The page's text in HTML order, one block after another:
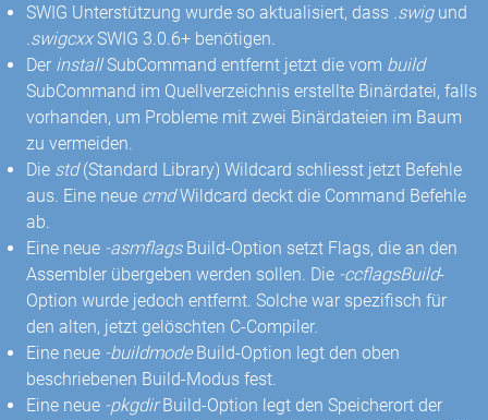
SWIG Unterstützung wurde so aktualisiert, dass .swigund
.swigcxxSWIG 3.0.6+ benötigen.
Der installSubCommand entfernt jetzt die vom build
SubCommand im Quellverzeichnis erstellte Binärdatei, falls
vorhanden, um Probleme mit zwei Binärdateien im Baum
zu vermeiden.
Die std(Standard Library) Wildcard schliesst jetzt Befehle
aus. Eine neue cmdWildcard deckt die Command Befehle
ab.
Eine neue -asmflagsBuild-Option setzt Flags, die an den
Assembler übergeben werden sollen. Die -ccflagsBuild-
Option wurde jedoch entfernt. Solche war spezifisch für
den alten, jetzt gelöschten C-Compiler.
Eine neue -buildmodeBuild-Option legt den oben
beschriebenen Build-Modus fest.
Eine neue -pkgdirBuild-Option legt den Speicherort der